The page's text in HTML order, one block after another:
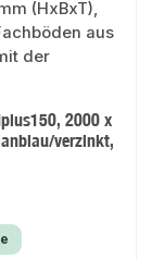
2000 x
verzinkt,